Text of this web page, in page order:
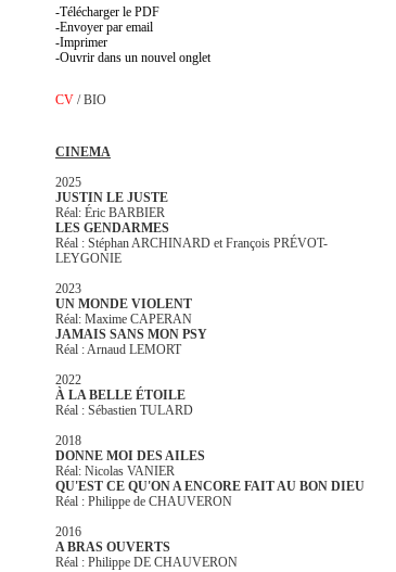
Télécharger le PDF
Envoyer par email
Imprimer
Ouvrir dans un nouvel onglet
CV /BIO
CINEMA
2025
JUSTIN LE JUSTE
Réal: Éric BARBIER
LES GENDARMES
Réal : Stéphan ARCHINARD et François PRÉVOT-
LEYGONIE
2023
UN MONDE VIOLENT
Réal: Maxime CAPERAN
JAMAIS SANS MON PSY
Réal : Arnaud LEMORT
2022
À LA BELLE ÉTOILE
Réal : Sébastien TULARD
2018
DONNE MOI DES AILES
Réal: Nicolas VANIER
QU'EST CE QU'ON A ENCORE FAIT AU BON DIEU
Réal : Philippe de CHAUVERON
2016
A BRAS OUVERTS
Réal : Philippe DE CHAUVERON